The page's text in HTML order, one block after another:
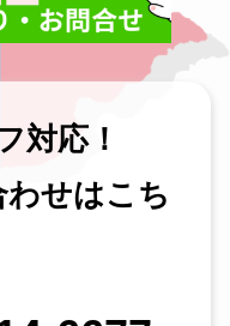
対応！
せはこち